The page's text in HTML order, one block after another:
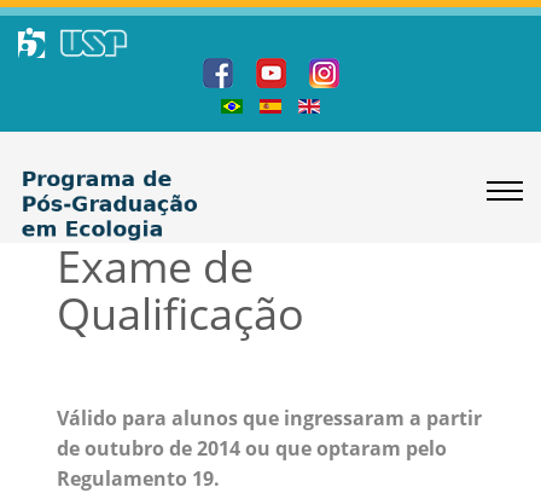
Exame de
Qualificação
Válido para alunos que ingressaram a partir
de outubro de 2014 ou que optaram pelo
Regulamento 19.